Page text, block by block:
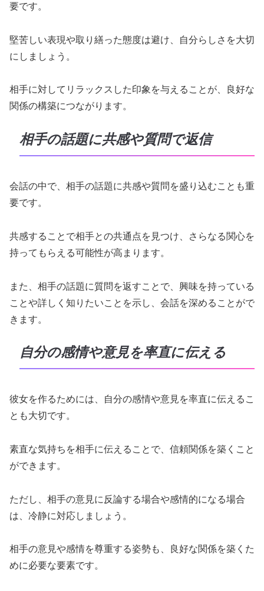
要です。
堅苦しい表現や取り繕った態度は避け、自分らしさを大切
にしましょう。
相手に対してリラックスした印象を与えることが、良好な
関係の構築につながります。
相手の話題に共感や質問で返信
会話の中で、相手の話題に共感や質問を盛り込むことも重
要です。
共感することで相手との共通点を見つけ、さらなる関心を
持ってもらえる可能性が高まります。
また、相手の話題に質問を返すことで、興味を持っている
ことや詳しく知りたいことを示し、会話を深めることがで
きます。
自分の感情や意見を率直に伝える
彼女を作るためには、自分の感情や意見を率直に伝えるこ
とも大切です。
素直な気持ちを相手に伝えることで、信頼関係を築くこと
ができます。
ただし、相手の意見に反論する場合や感情的になる場合
は、冷静に対応しましょう。
相手の意見や感情を尊重する姿勢も、良好な関係を築くた
めに必要な要素です。